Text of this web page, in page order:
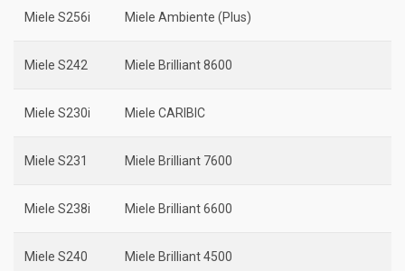
Miele S256i Miele Ambiente (Plus)
Miele S242 Miele Brilliant 8600
Miele S230i Miele CARIBIC
Miele S231 Miele Brilliant 7600
Miele S238i Miele Brilliant 6600
Miele S240 Miele Brilliant 4500